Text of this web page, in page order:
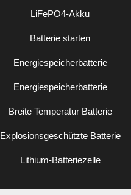
LiFePO4-Akku
Batterie starten
Energiespeicherbatterie
Energiespeicherbatterie
Breite Temperatur Batterie
Explosionsgeschützte Batterie
Lithium-Batteriezelle